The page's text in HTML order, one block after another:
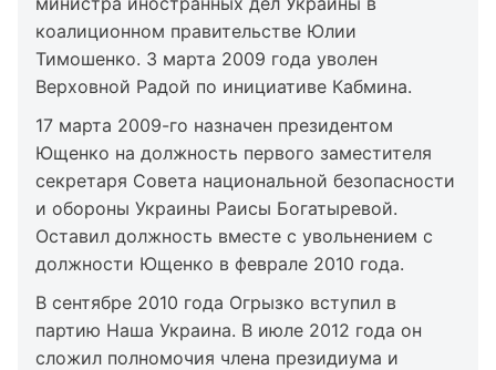
коалиционном правительстве Юлии
Тимошенко. 3 марта 2009 года уволен
Верховной Радой по инициативе Кабмина.
17 марта 2009-го назначен президентом
Ющенко на должность первого заместителя
секретаря Совета национальной безопасности
и обороны Украины Раисы Богатыревой.
Оставил должность вместе с увольнением с
должности Ющенко в феврале 2010 года.
В сентябре 2010 года Огрызко вступил в
партию Наша Украина. В июле 2012 года он
сложил полномочия члена президиума и